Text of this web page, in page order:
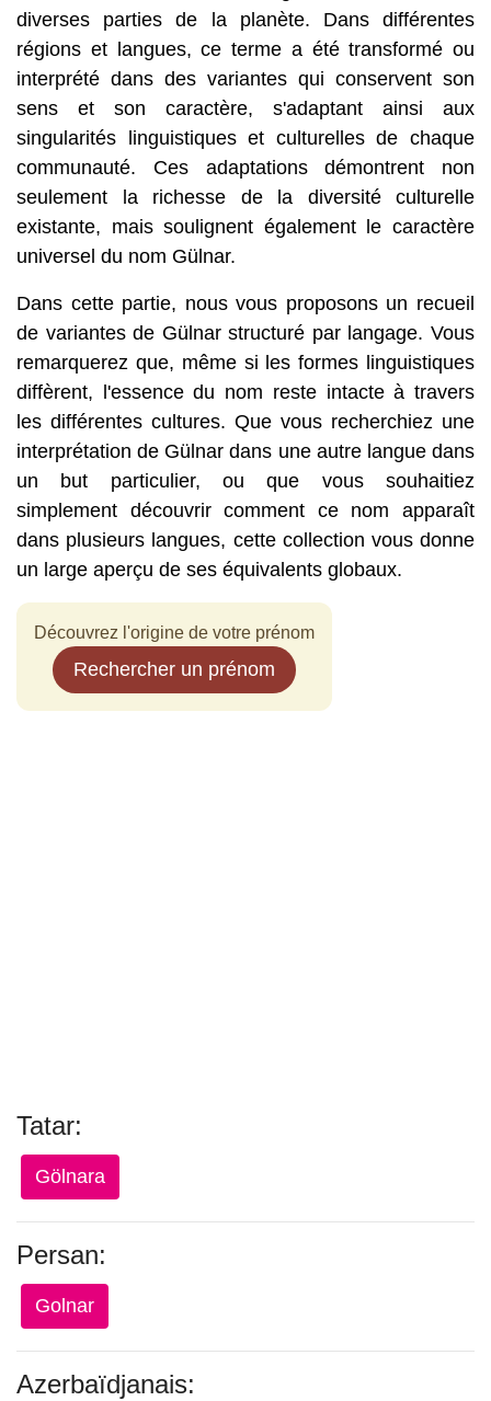
diverses parties de la planète. Dans différentes
régions et langues, ce terme a été transformé ou
interprété dans des variantes qui conservent son
sens et son caractère, s'adaptant ainsi aux
singularités linguistiques et culturelles de chaque
communauté. Ces adaptations démontrent non
seulement la richesse de la diversité culturelle
existante, mais soulignent également le caractère
universel du nom Gülnar.
Dans cette partie, nous vous proposons un recueil
de variantes de Gülnar structuré par langage. Vous
remarquerez que, même si les formes linguistiques
diffèrent, l'essence du nom reste intacte à travers
les différentes cultures. Que vous recherchiez une
interprétation de Gülnar dans une autre langue dans
un but particulier, ou que vous souhaitiez
simplement découvrir comment ce nom apparaît
dans plusieurs langues, cette collection vous donne
un large aperçu de ses équivalents globaux.
Découvrez l'origine de votre prénom
Rechercher un prénom
Tatar:
Gölnara
Persan:
Golnar
Azerbaïdjanais: